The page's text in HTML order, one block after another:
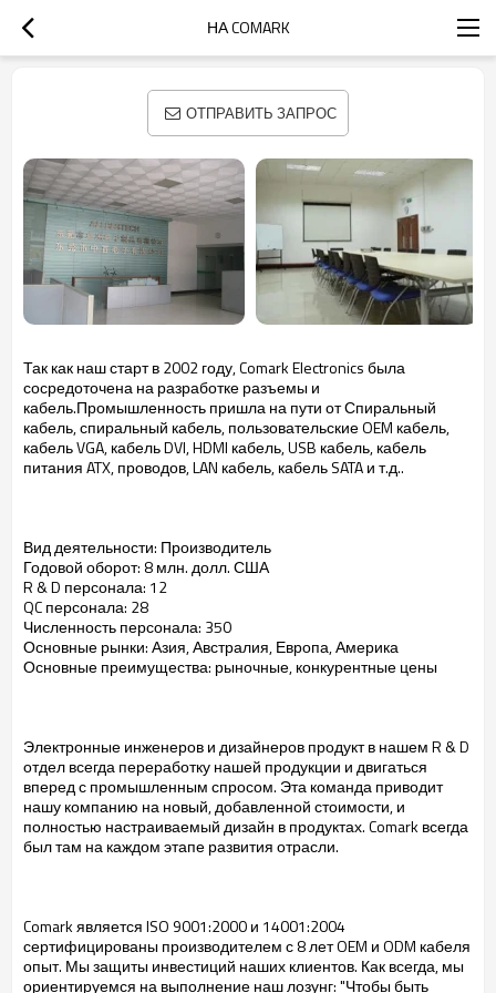
НА COMARK
ОТПРАВИТЬ ЗАПРОС
Так как нашстарт в2002 году,ComarkElectronicsбыла
сосредоточена на разработкеразъемы и
кабель.Промышленностьпришлана пути отСпиральный
кабель,спиральный кабель, пользовательскиеOEM кабель,
кабельVGA,кабель DVI, HDMI кабель, USB кабель,кабель
питанияATX, проводов, LAN кабель,кабельSATAи т.д..
Вид деятельности: Производитель
Годовой оборот: 8 млн. долл. США
R &D персонала: 12
QCперсонала: 28
Численность персонала: 350
Основные рынки:Азия, Австралия,Европа, Америка
Основныепреимущества: рыночные, конкурентныецены
Электронныеинженеров идизайнеровпродуктв нашемR &D
отделвсегдапереработкунашей продукции и двигаться
впередс промышленнымспросом. Эта командаприводит
нашу компанию на новый,добавленной стоимости,и
полностью настраиваемыйдизайн в продуктах.Comark всегда
был там на каждом этаперазвития отрасли.
ComarkявляетсяISO 9001:2000и 14001:2004
сертифицированы производителемс8 летOEM иODM кабеля
опыт. Мызащиты инвестиций наших клиентов. Как всегда, мы
ориентируемся навыполнениенаш лозунг: "Чтобы быть